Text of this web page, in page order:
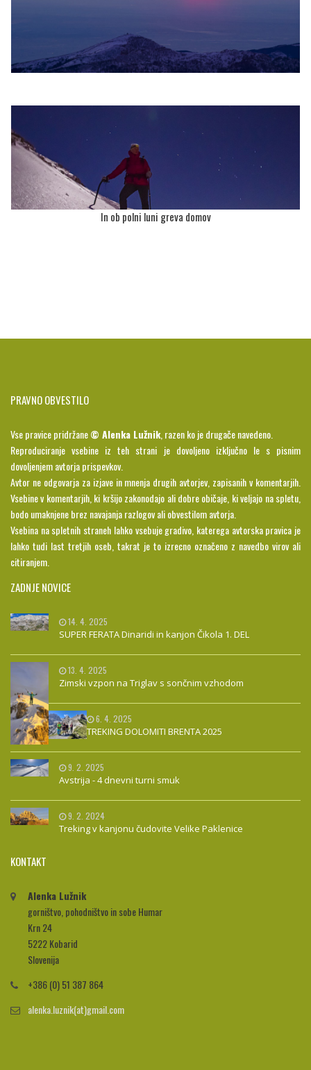
In ob polni luni greva domov
PRAVNO OBVESTILO
Vse pravice pridržane© Alenka Lužnik, razen ko je drugače navedeno.
Reproduciranje vsebine iz teh strani je dovoljeno izključno le s pisnim
dovoljenjem avtorja prispevkov.
Avtor ne odgovarja za izjave in mnenja drugih avtorjev, zapisanih v komentarjih.
Vsebine v komentarjih, ki kršijo zakonodajo ali dobre običaje, ki veljajo na spletu,
bodo umaknjene brez navajanja razlogov ali obvestilom avtorja.
Vsebina na spletnih straneh lahko vsebuje gradivo, katerega avtorska pravica je
lahko tudi last tretjih oseb, takrat je to izrecno označeno z navedbo virov ali
citiranjem.
ZADNJE NOVICE
14. 4. 2025
SUPER FERATA Dinaridi in kanjon Čikola 1. DEL
13. 4. 2025
Zimski vzpon na Triglav s sončnim vzhodom
6. 4. 2025
TREKING DOLOMITI BRENTA 2025
9. 2. 2025
Avstrija - 4 dnevni turni smuk
9. 2. 2024
Treking v kanjonu čudovite Velike Paklenice
KONTAKT
Alenka Lužnik
gorništvo, pohodništvo in sobe Humar
Krn 24
5222 Kobarid
Slovenija
+386 (0) 51 387 864
alenka.luznik(at)gmail.com